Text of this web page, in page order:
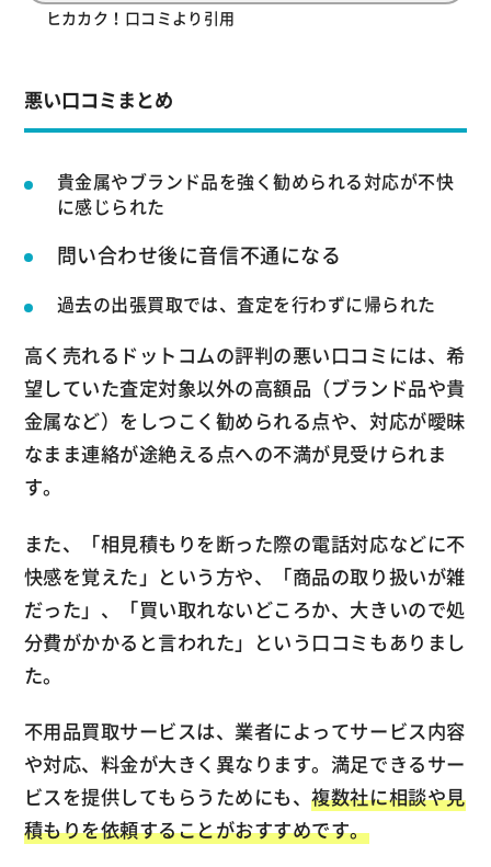
ヒカカク！口コミより引用
悪い口コミまとめ
貴金属やブランド品を強く勧められる対応が不快
に感じられた
問い合わせ後に音信不通になる
過去の出張買取では、査定を行わずに帰られた
高く売れるドットコムの評判の悪い口コミには、希
望していた査定対象以外の高額品（ブランド品や貴
金属など）をしつこく勧められる点や、対応が曖昧
なまま連絡が途絶える点への不満が見受けられま
す。
また、「相見積もりを断った際の電話対応などに不
快感を覚えた」という方や、「商品の取り扱いが雑
だった」、「買い取れないどころか、大きいので処
分費がかかると言われた」という口コミもありまし
た。
不用品買取サービスは、業者によってサービス内容
や対応、料金が大きく異なります。満足できるサー
ビスを提供してもらうためにも、複数社に相談や見
積もりを依頼することがおすすめです。